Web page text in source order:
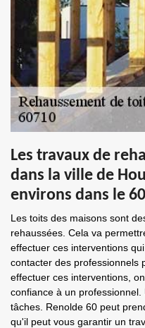
Les travaux de
dans la ville de
environs dans le
Les toits des maisons sont
rehaussées. Cela va
effectuer ces interventions
contacter des professionnels
effectuer ces interventions,
confiance à un
tâches. Renolde 60 peut
qu'il peut vous garantir un